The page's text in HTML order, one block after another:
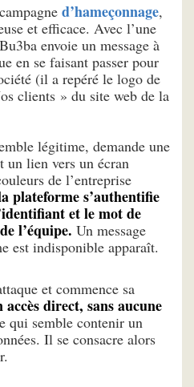
d’hameçonnage,
et efficace. Avec l’une
envoie un message à
en se faisant passer pour
(il a repéré le logo de
clients » du site web de la
légitime, demande une
un lien vers un écran
de l’entreprise
plateforme s’authentifie
et le mot de
l’équipe. Un message
est indisponible apparaît.
et commence sa
accès direct, sans aucune
qui semble contenir un
Il se consacre alors